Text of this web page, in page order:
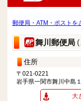
郵便局・ATM・ポストを
舞川郵便局
住所
〒021-0221
岩手県一関市舞川中島
大